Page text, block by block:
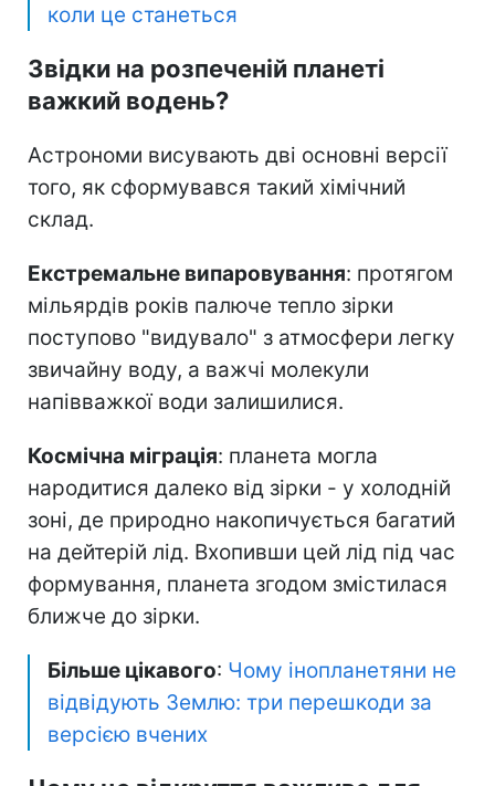
коли це станеться
Звідки на розпеченій планеті
важкий водень?
Астрономи висувають дві основні версії
того, як сформувався такий хімічний
склад.
Екстремальне випаровування: протягом
мільярдів років палюче тепло зірки
поступово "видувало" з атмосфери легку
звичайну воду, а важчі молекули
напівважкої води залишилися.
Космічна міграція: планета могла
народитися далеко від зірки - у холодній
зоні, де природно накопичується багатий
на дейтерій лід. Вхопивши цей лід під час
формування, планета згодом змістилася
ближче до зірки.
Більше цікавого: Чому інопланетяни не
відвідують Землю: три перешкоди за
версією вчених